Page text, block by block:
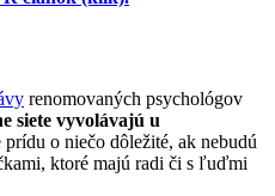
renomovaných psychológov
siete vyvolávajú u
prídu o niečo dôležité, ak nebudú
ktoré majú radi či s ľuďmi